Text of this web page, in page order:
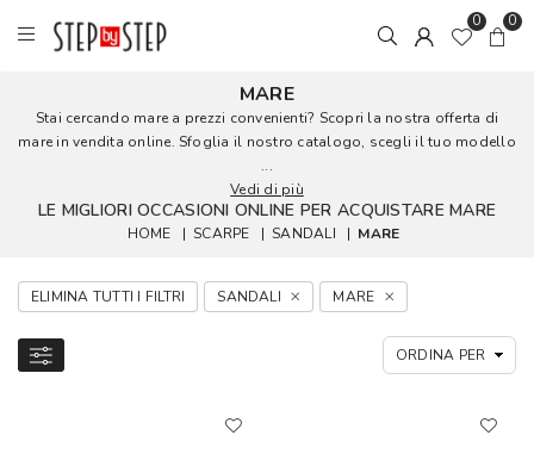
0 0
MARE
Stai cercando mare a prezzi convenienti? Scopri la nostra offerta di
mare in vendita online. Sfoglia il nostro catalogo, scegli il tuo modello
...
Vedi di più
LE MIGLIORI OCCASIONI ONLINE PER ACQUISTARE MARE
HOME | SCARPE | SANDALI | MARE
ELIMINA TUTTI I FILTRI SANDALI MARE